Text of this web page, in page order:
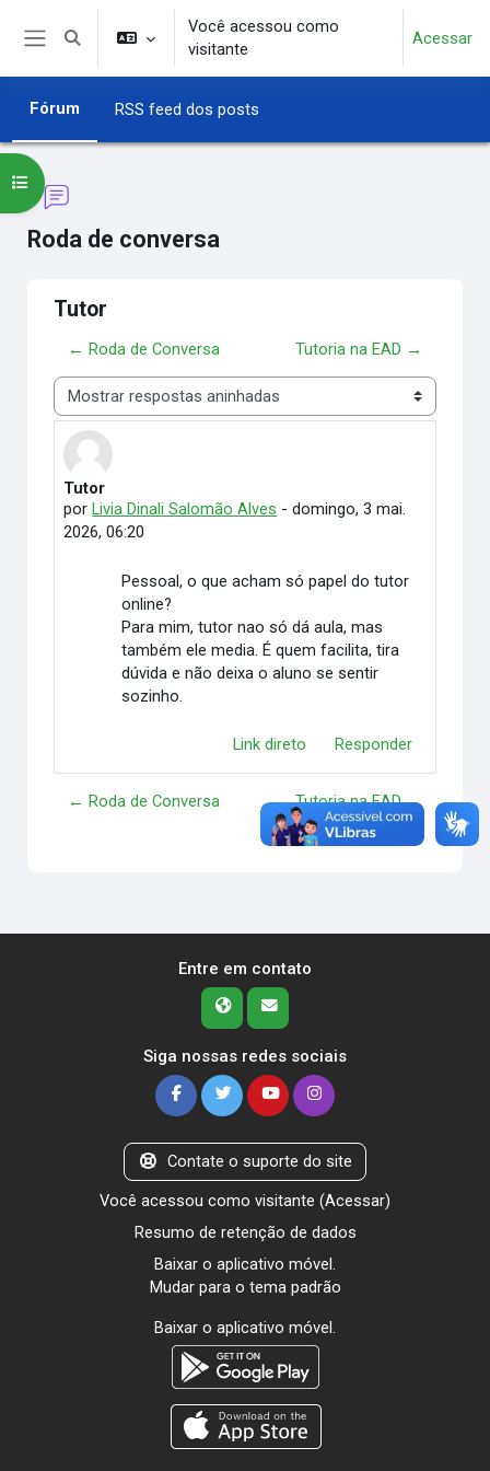
Ir para o conteúdo principal
Alternar entrada de pesquisa
Você acessou como
visitante
Acessar
Fórum RSS feed dos posts
Roda de conversa
Abrir índice do curso
Tutor
← Roda de Conversa Tutoria na EAD →
Modo de visualização
Tutor
por Livia Dinali Salomão Alves -domingo, 3 mai.
2026, 06:20
Número de respostas: 0
Pessoal, o que acham só papel do tutor
online?
Para mim, tutor nao só dá aula, mas
também ele media. É quem facilita, tira
dúvida e não deixa o aluno se sentir
sozinho.
Link direto Responder
← Roda de Conversa Tutoria na EAD →
Entre em contato
Siga nossas redes sociais
Contate o suporte do site
Você acessou como visitante (Acessar)
Resumo de retenção de dados
Baixar o aplicativo móvel.
Mudar para o tema padrão
Baixar o aplicativo móvel.